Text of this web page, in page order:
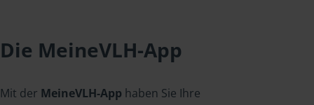
Die MeineVLH-App
Mit der MeineVLH-App haben Sie Ihre